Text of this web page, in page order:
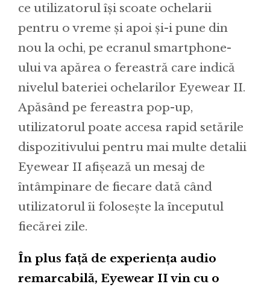
ce utilizatorul își scoate ochelarii
pentru o vreme și apoi și-i pune din
nou la ochi, pe ecranul smartphone-
ului va apărea o fereastră care indică
nivelul bateriei ochelarilor Eyewear II.
Apăsând pe fereastra pop-up,
utilizatorul poate accesa rapid setările
dispozitivului pentru mai multe detalii
Eyewear II afișează un mesaj de
întâmpinare de fiecare dată când
utilizatorul îi folosește la începutul
fiecărei zile.
În plus față de experiența audio
remarcabilă, Eyewear II vin cu o